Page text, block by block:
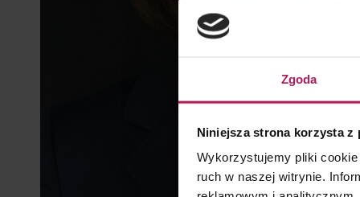
Zgoda
Niniejsza strona korzysta z
Wykorzystujemy pliki
ruch w naszej witrynie.